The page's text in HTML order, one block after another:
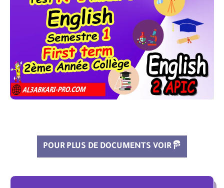
POUR PLUS DE DOCUMENTS VOIR